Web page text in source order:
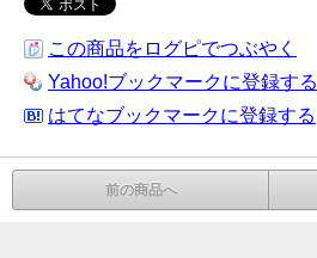
この商品をログピでつぶやく
Yahoo!ブックマークに登録する
はてなブックマークに登録する
前の商品へ